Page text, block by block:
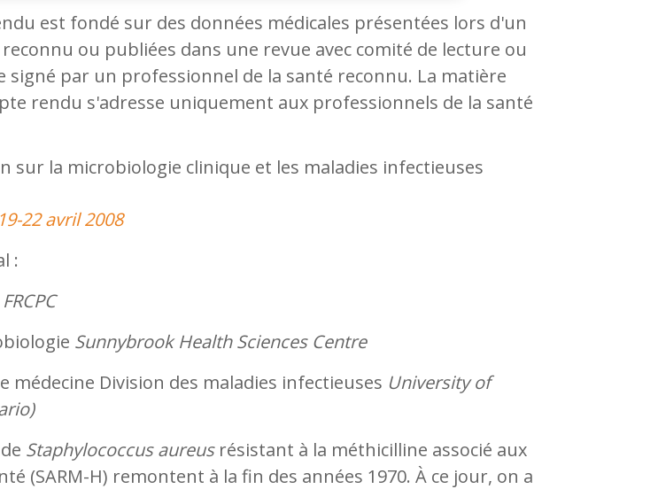
est fondé sur des données médicales présentées lors d'un
ou publiées dans une revue avec comité de lecture ou
signé par un professionnel de la santé reconnu. La matière
rendu s'adresse uniquement aux professionnels de la santé
sur la microbiologie clinique et les maladies infectieuses
22 avril 2008
:
Sunnybrook Health Sciences Centre
médecine Division des maladies infectieuses University of
Staphylococcus aureusrésistant à la méthicilline associé aux
(SARM-H) remontent à la fin des années 1970. À ce jour, on a